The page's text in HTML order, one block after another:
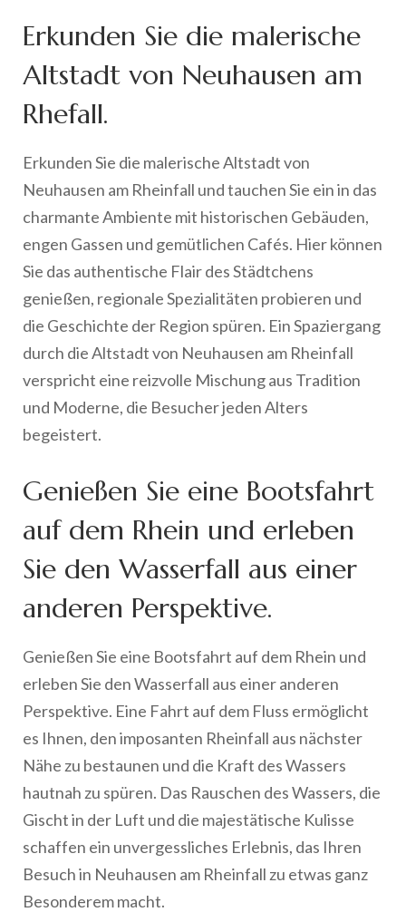
Erkunden Sie die malerische
Altstadt von Neuhausen am
Rhefall.
Erkunden Sie die malerische Altstadt von
Neuhausen am Rheinfall und tauchen Sie ein in das
charmante Ambiente mit historischen Gebäuden,
engen Gassen und gemütlichen Cafés. Hier können
Sie das authentische Flair des Städtchens
genießen, regionale Spezialitäten probieren und
die Geschichte der Region spüren. Ein Spaziergang
durch die Altstadt von Neuhausen am Rheinfall
verspricht eine reizvolle Mischung aus Tradition
und Moderne, die Besucher jeden Alters
begeistert.
Genießen Sie eine Bootsfahrt
auf dem Rhein und erleben
Sie den Wasserfall aus einer
anderen Perspektive.
Genießen Sie eine Bootsfahrt auf dem Rhein und
erleben Sie den Wasserfall aus einer anderen
Perspektive. Eine Fahrt auf dem Fluss ermöglicht
es Ihnen, den imposanten Rheinfall aus nächster
Nähe zu bestaunen und die Kraft des Wassers
hautnah zu spüren. Das Rauschen des Wassers, die
Gischt in der Luft und die majestätische Kulisse
schaffen ein unvergessliches Erlebnis, das Ihren
Besuch in Neuhausen am Rheinfall zu etwas ganz
Besonderem macht.